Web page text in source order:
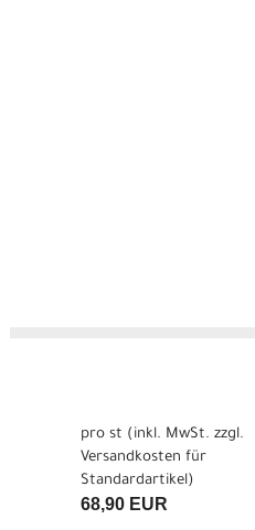
pro st (inkl. MwSt. zzgl.
Versandkosten für
Standardartikel)
68,90 EUR